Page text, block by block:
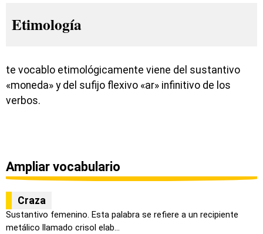
Etimología
te vocablo etimológicamente viene del sustantivo
«moneda» y del sufijo flexivo «ar» infinitivo de los
verbos.
Ampliar vocabulario
Craza
Sustantivo femenino. Esta palabra se refiere a un recipiente
metálico llamado crisol elab...